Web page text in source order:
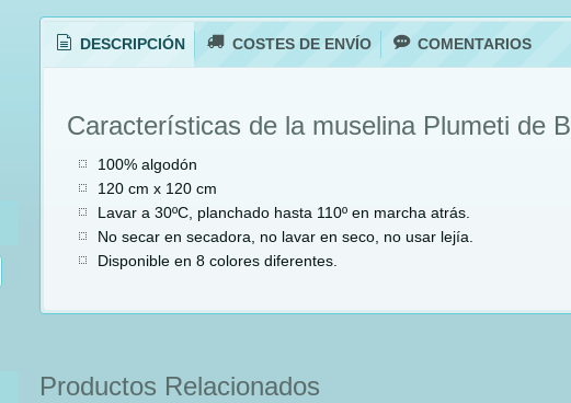
DESCRIPCIÓN COSTES DE ENVÍO COMENTARIOS
Características de la muselina Plumeti de
100% algodón
120 cm x 120 cm
Lavar a 30ºC, planchado hasta 110º en marcha atrás.
No secar en secadora, no lavar en seco, no usar lejía.
Disponible en 8 colores diferentes.
Productos Relacionados